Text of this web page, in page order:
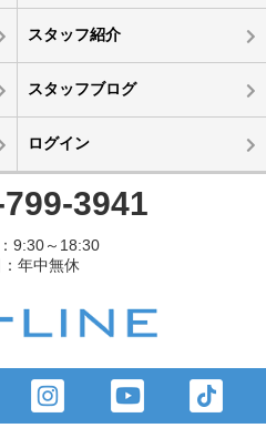
スタッフ紹介
スタッフブログ
ログイン
3941
9:30～18:30
年中無休